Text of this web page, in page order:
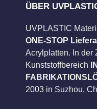
ÜBER
UVPLASTIC
ONE-STOP
Acrylplatten. In der
Kunststoffbereich
2003 in Suzhou,